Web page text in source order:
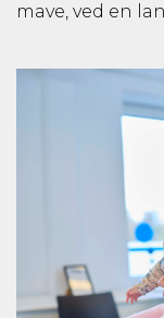
mave, ved en